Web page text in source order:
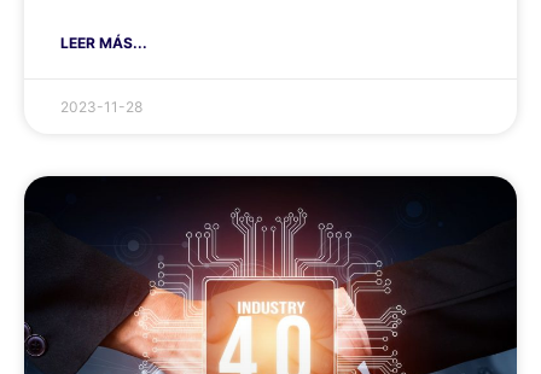
LEER MÁS...
2023-11-28